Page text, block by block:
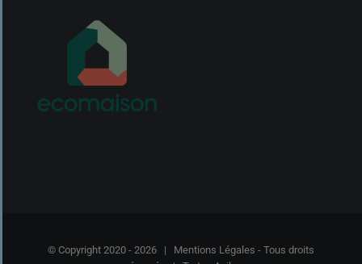
© Copyright 2020 - 2026 | Mentions Légales - Tous droits